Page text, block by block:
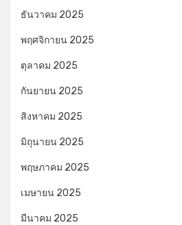
ธันวาคม 2025
พฤศจิกายน 2025
ตุลาคม 2025
กันยายน 2025
สิงหาคม 2025
มิถุนายน 2025
พฤษภาคม 2025
เมษายน 2025
มีนาคม 2025